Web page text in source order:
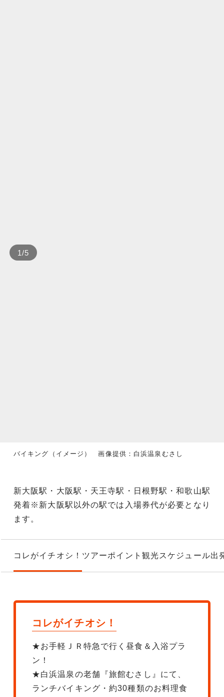
バイキング（イメージ） 画像提供：白浜温泉むさし
1/5
新大阪駅・大阪駅・天王寺駅・日根野駅・和歌山駅
発着※新大阪駅以外の駅では入場券代が必要となり
ます。
コレがイチオシ！ ツアーポイント 観光スケジュール出
コレがイチオシ！
★お手軽ＪＲ特急で行く昼食＆入浴プラ
ン！
★白浜温泉の老舗『旅館むさし』にて、
ランチバイキング・約30種類のお料理食